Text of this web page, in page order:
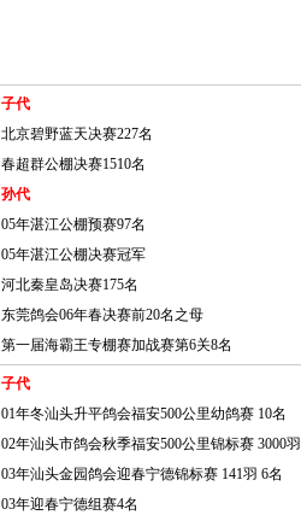
子代
北京碧野蓝天决赛227名
春超群公棚决赛1510名
孙代
05年湛江公棚预赛97名
05年湛江公棚决赛冠军
河北秦皇岛决赛175名
东莞鸽会06年春决赛前20名之母
第一届海霸王专棚赛加战赛第6关8名
子代
01年冬汕头升平鸽会福安500公里幼鸽赛 10名
02年汕头市鸽会秋季福安500公里锦标赛 3000
03年汕头金园鸽会迎春宁德锦标赛 141羽 6名
03年迎春宁德组赛4名